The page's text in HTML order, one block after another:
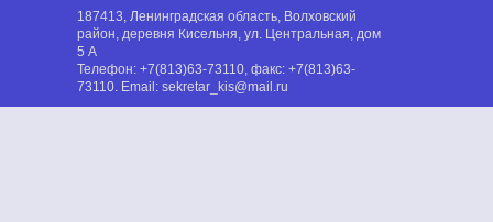
187413, Ленинградская область, Волховский
район, деревня Кисельня, ул. Центральная, дом
5 А
Телефон: +7(813)63-73110, факс: +7(813)63-
73110. Email: sekretar_kis@mail.ru